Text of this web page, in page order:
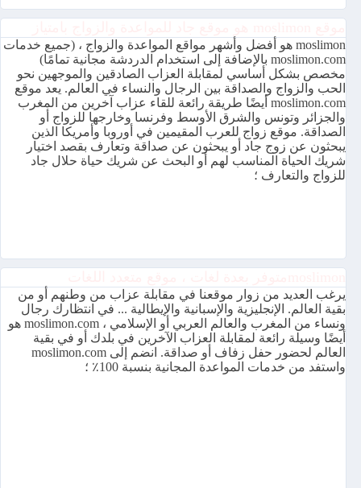
moslimon هو أفضل وأشهر مواقع المواعدة والزواج ، (جميع خدمات
moslimon.com بالإضافة إلى استخدام الدردشة مجانية تمامًا)
مخصص بشكل أساسي لمقابلة العزاب الصادقين والموجهين نحو
الحب والزواج والصداقة بين الرجال والنساء في العالم. يعد موقع
moslimon.com أيضًا طريقة رائعة للقاء عزاب آخرين من المغرب
والجزائر وتونس والشرق الأوسط وفرنسا وخارجها للزواج أو
الصداقة. موقع زواج للعرب المقيمين في أوروبا وأمريكا الذين
يبحثون عن زوج جاد أو يبحثون عن صداقة وتعارف بقصد اختيار
شريك الحياة المناسب لهم أو البحث عن شريك حياة حلال جاد
للزواج والتعارف ؛
يرغب العديد من زوار موقعنا في مقابلة عزاب من وطنهم أو من
بقية العالم. الإنجليزية والإسبانية والإيطالية ... في انتظارك رجال
ونساء من المغرب والعالم العربي أو الإسلامي ، moslimon.com هو
أيضًا وسيلة رائعة لمقابلة العزاب الآخرين في بلدك أو في بقية
العالم لحضور حفل زفاف أو صداقة. انضم إلى moslimon.com
واستفد من خدمات المواعدة المجانية بنسبة 100٪ ؛